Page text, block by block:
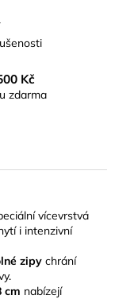
Kč
zdarma
vícevrstvá
i intenzivní
zipy chrání
cm nabízejí